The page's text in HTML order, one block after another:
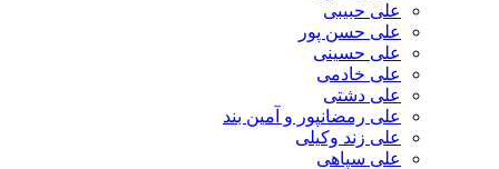
علی حبیبی
علی حسن پور
علی حسینی
علی خادمی
علی دشتی
علی رمضانپور و آمین بند
علی زند وکیلی
علی سپاهی